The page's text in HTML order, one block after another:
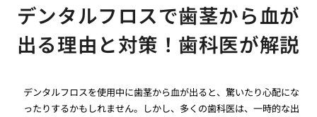
デンタルフロスで歯茎から血が
出る理由と対策！歯科医が解説
デンタルフロスを使用中に歯茎から血が出ると、驚いたり心配にな
ったりするかもしれません。しかし、多くの歯科医は、一時的な出